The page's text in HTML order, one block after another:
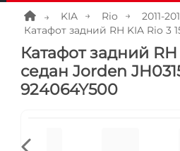
KIA Rio
2011-
Катафот задний RH KIA Rio 3
Катафот задний RH
седан Jorden
924064Y500